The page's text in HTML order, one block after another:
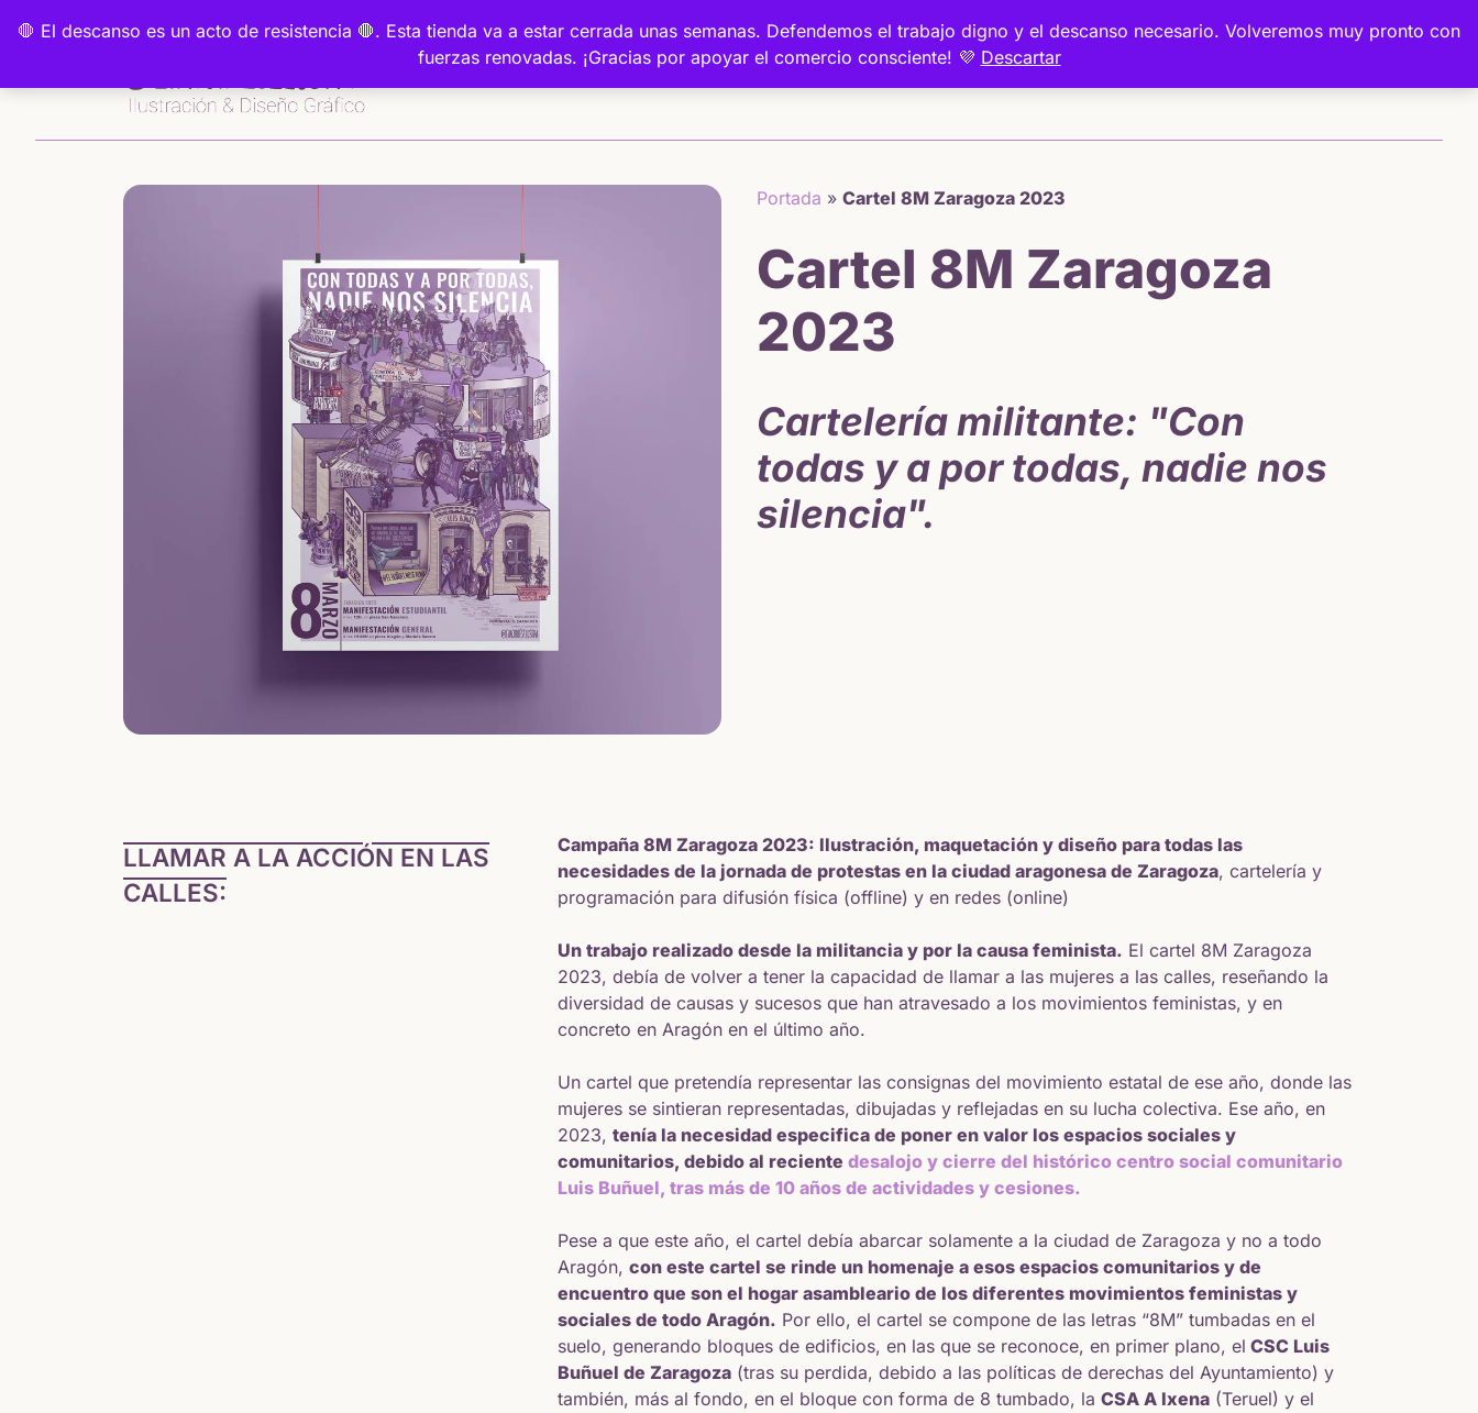
🛑 El descanso es un acto de resistencia 🛑. Esta tienda va a estar cerrada unas semanas. Defendemos el trabajo digno y el descanso necesario. Volveremos muy pronto con
fuerzas renovadas. ¡Gracias por apoyar el comercio consciente! 💜 Descartar
Inicio Sobre mí
Portada » Cartel 8M Zaragoza 2023
Cartel 8M Zaragoza
2023
Cartelería militante: "Con
todas y a por todas, nadie nos
silencia".
LLAMAR A LA ACCIÓN EN LAS
CALLES:
Campaña 8M Zaragoza 2023: Ilustración, maquetación y diseño para todas las
necesidades de la jornada de protestas en la ciudad aragonesa de Zaragoza, cartelería y
programación para difusión física (offline) y en redes (online)
Un trabajo realizado desde la militancia y por la causa feminista. El cartel 8M Zaragoza
2023, debía de volver a tener la capacidad de llamar a las mujeres a las calles, reseñando la
diversidad de causas y sucesos que han atravesado a los movimientos feministas, y en
concreto en Aragón en el último año.
Un cartel que pretendía representar las consignas del movimiento estatal de ese año, donde las
mujeres se sintieran representadas, dibujadas y reflejadas en su lucha colectiva. Ese año, en
2023, tenía la necesidad especifica de poner en valor los espacios sociales y
comunitarios, debido al reciente desalojo y cierre del histórico centro social comunitario
Luis Buñuel, tras más de 10 años de actividades y cesiones.
Pese a que este año, el cartel debía abarcar solamente a la ciudad de Zaragoza y no a todo
Aragón, con este cartel se rinde un homenaje a esos espacios comunitarios y de
encuentro que son el hogar asambleario de los diferentes movimientos feministas y
sociales de todo Aragón. Por ello, el cartel se compone de las letras “8M” tumbadas en el
suelo, generando bloques de edificios, en las que se reconoce, en primer plano, el CSC Luis
Buñuel de Zaragoza(tras su perdida, debido a las políticas de derechas del Ayuntamiento) y
también, más al fondo, en el bloque con forma de 8 tumbado, la CSA A Ixena(Teruel) y el